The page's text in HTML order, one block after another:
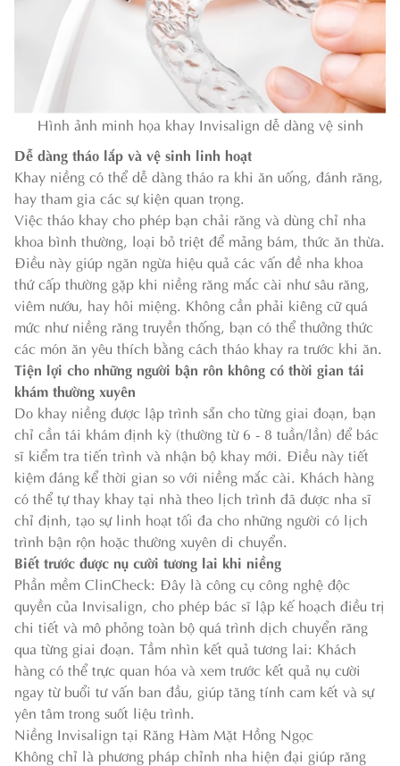
Hình ảnh minh họa khay Invisalign dễ dàng vệ sinh
Dễ dàng tháo lắp và vệ sinh linh hoạt
Khay niềng có thể dễ dàng tháo ra khi ăn uống, đánh răng,
hay tham gia các sự kiện quan trọng.
Việc tháo khay cho phép bạn chải răng và dùng chỉ nha
khoa bình thường, loại bỏ triệt để mảng bám, thức ăn thừa.
Điều này giúp ngăn ngừa hiệu quả các vấn đề nha khoa
thứ cấp thường gặp khi niềng răng mắc cài như sâu răng,
viêm nướu, hay hôi miệng. Không cần phải kiêng cữ quá
mức như niềng răng truyền thống, bạn có thể thưởng thức
các món ăn yêu thích bằng cách tháo khay ra trước khi ăn.
Tiện lợi cho những người bận rôn không có thời gian tái
khám thường xuyên
Do khay niềng được lập trình sẵn cho từng giai đoạn, bạn
chỉ cần tái khám định kỳ (thường từ 6 - 8 tuần/lần) để bác
sĩ kiểm tra tiến trình và nhận bộ khay mới. Điều này tiết
kiệm đáng kể thời gian so với niềng mắc cài. Khách hàng
có thể tự thay khay tại nhà theo lịch trình đã được nha sĩ
chỉ định, tạo sự linh hoạt tối đa cho những người có lịch
trình bận rộn hoặc thường xuyên di chuyển.
Biết trước được nụ cười tương lai khi niềng
Phần mềm ClinCheck: Đây là công cụ công nghệ độc
quyền của Invisalign, cho phép bác sĩ lập kế hoạch điều trị
chi tiết và mô phỏng toàn bộ quá trình dịch chuyển răng
qua từng giai đoạn. Tầm nhìn kết quả tương lai: Khách
hàng có thể trực quan hóa và xem trước kết quả nụ cười
ngay từ buổi tư vấn ban đầu, giúp tăng tính cam kết và sự
yên tâm trong suốt liệu trình.
Niềng Invisalign tại Răng Hàm Mặt Hồng Ngọc
Không chỉ là phương pháp chỉnh nha hiện đại giúp răng